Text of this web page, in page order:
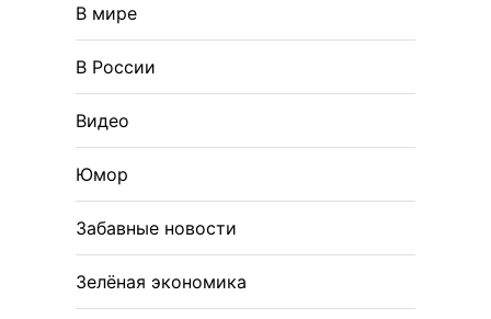
В мире
В России
Видео
Юмор
Забавные новости
Зелёная экономика